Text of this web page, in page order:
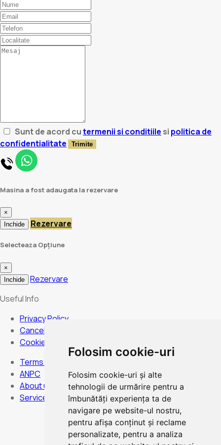
Folosim cookie-uri
Folosim cookie-uri și alte
tehnologii de urmărire pentru a
îmbunătăți experiența ta de
navigare pe website-ul nostru,
pentru afișa conținut și reclame
personalizate, pentru a analiza
Sunt de acord cutermenii si conditiile si politica de
confidentialitate
Trimite
Masina a fost adaugata la rezervare
×
Inchide
Rezervare
Selecteaza Opțiune
×
Inchide
Rezervare
Useful Info
Privacy Policy
Cancellation Policy
Cookies Policy
Terms and Conditions
ANPC
About us
Services
Hours:Monday to Sunday - non-stop